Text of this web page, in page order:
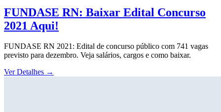
FUNDASE RN: Baixar Edital Concurso
2021 Aqui!
FUNDASE RN 2021: Edital de concurso público com 741 vagas
previsto para dezembro. Veja salários, cargos e como baixar.
Ver Detalhes →